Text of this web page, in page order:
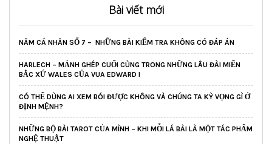
Bài viết mới
NĂM CÁ NHÂN SỐ 7 – NHỮNG BÀI KIỂM TRA KHÔNG CÓ ĐÁP ÁN
HARLECH – MẢNH GHÉP CUỐI CÙNG TRONG NHỮNG LÂU ĐÀI MIẾN
BẮC XỨ WALES CỦA VUA EDWARD I
CÓ THỂ DÙNG AI XEM BÓI ĐƯỢC KHÔNG VÀ CHÚNG TA KỲ VỌNG GÌ Ở
ĐỊNH MỆNH?
NHỮNG BỘ BÀI TAROT CỦA MÌNH – KHI MỖI LÁ BÀI LÀ MỘT TÁC PHẨM
NGHỆ THUẬT